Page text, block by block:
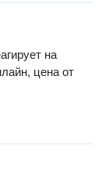
на
цена от